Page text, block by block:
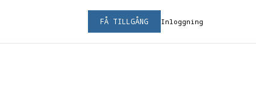
Inloggning
FÅ TILLGÅNG